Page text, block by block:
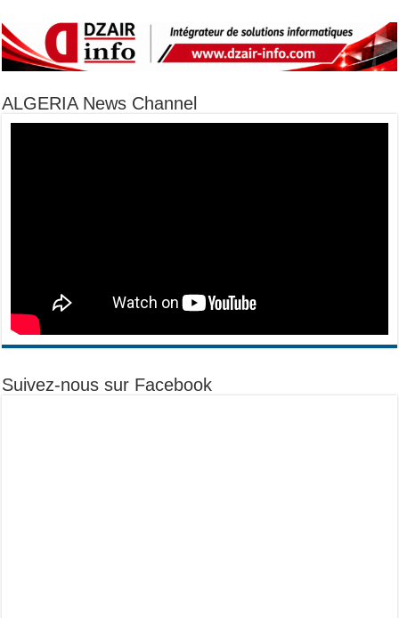
ALGERIA News Channel
Suivez-nous sur Facebook